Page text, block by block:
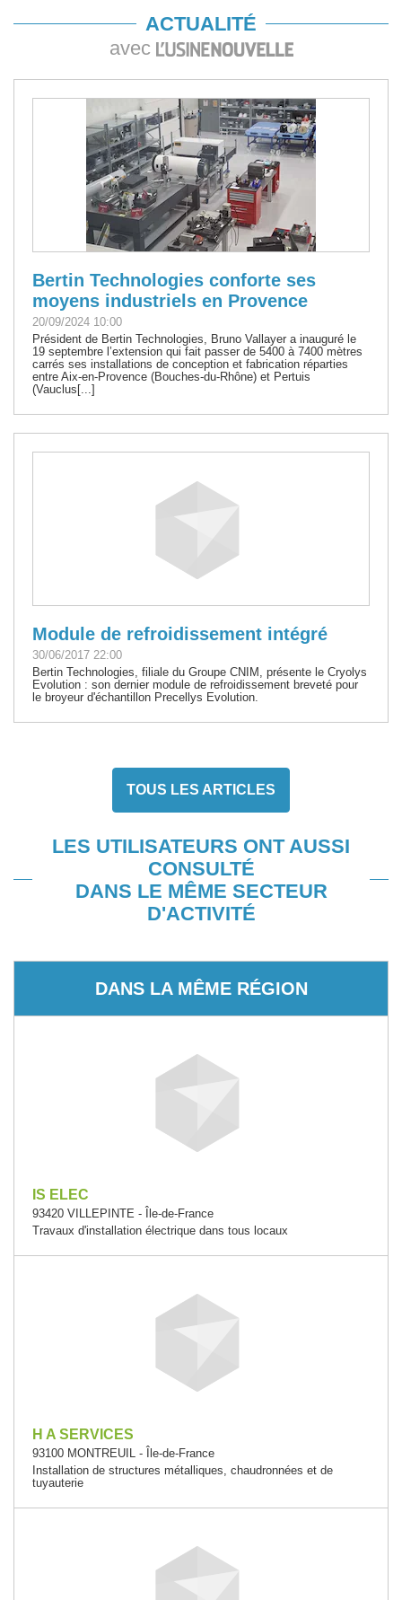
ACTUALITÉ
avec
Bertin Technologies conforte ses
moyens industriels en Provence
20/09/2024 10:00
Président de Bertin Technologies, Bruno Vallayer a inauguré le
19 septembre l’extension qui fait passer de 5400 à 7400 mètres
carrés ses installations de conception et fabrication réparties
entre Aix-en-Provence (Bouches-du-Rhône) et Pertuis
(Vauclus[...]
Module de refroidissement intégré
30/06/2017 22:00
Bertin Technologies, filiale du Groupe CNIM, présente le Cryolys
Evolution : son dernier module de refroidissement breveté pour
le broyeur d'échantillon Precellys Evolution.
TOUS LES ARTICLES
LES UTILISATEURS ONT AUSSI
CONSULTÉ
DANS LE MÊME SECTEUR
D'ACTIVITÉ
DANS LA MÊME RÉGION
IS ELEC
93420 VILLEPINTE - Île-de-France
Travaux d'installation électrique dans tous locaux
H A SERVICES
93100 MONTREUIL - Île-de-France
Installation de structures métalliques, chaudronnées et de
tuyauterie